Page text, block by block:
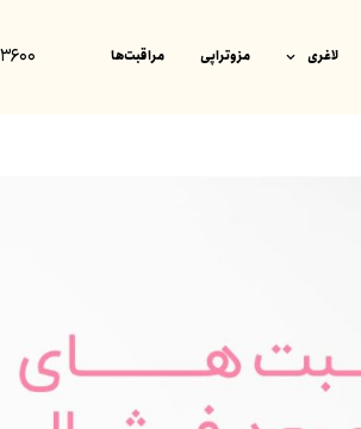
لاغری مزوتراپی مراقبت‌ها